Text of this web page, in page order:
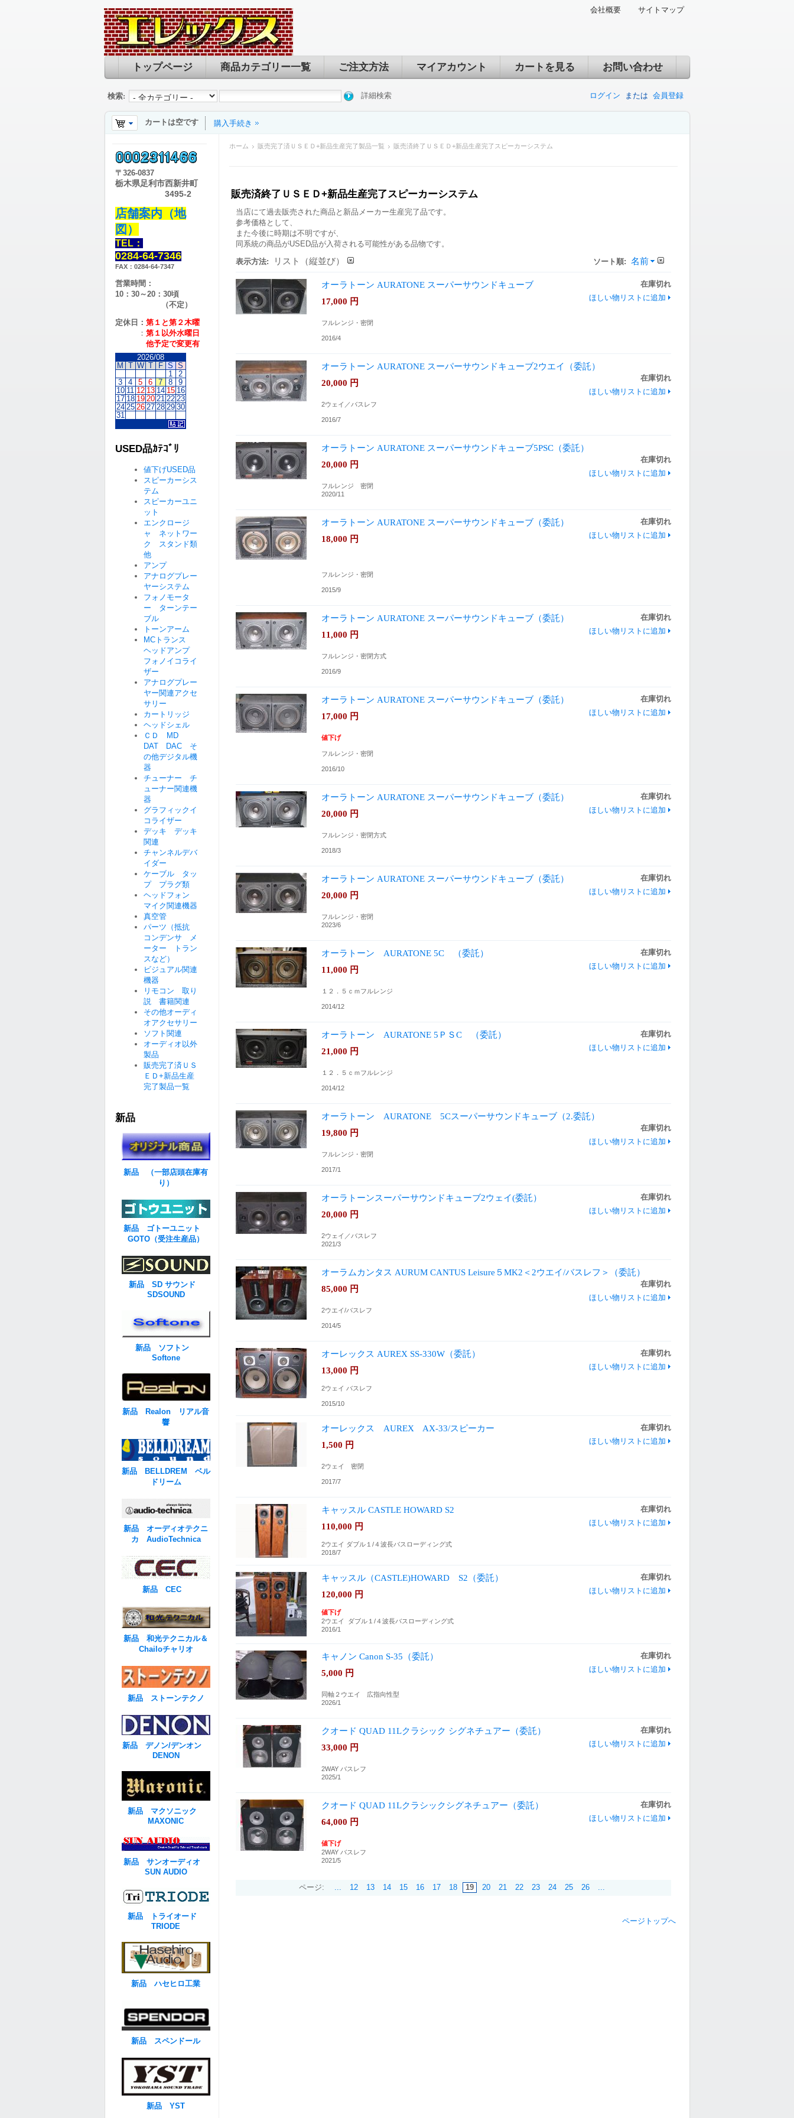
会社概要 サイトマップ
トップページ 商品カテゴリー一覧 ご注文方法 マイアカウント カートを見る お問い合わせ
ログイン または 会員登録
検索: 詳細検索
カートは空です 購入手続き
ホーム 販売完了済ＵＳＥＤ+新品生産完了製品一覧 販売済終了ＵＳＥＤ+新品生産完了スピーカーシステム
販売済終了ＵＳＥＤ+新品生産完了スピーカーシステム
当店にて過去販売された商品と新品メーカー生産完了品です。
参考価格として、
また今後に時期は不明ですが、
同系統の商品がUSED品が入荷される可能性がある品物です。
表示方法:
リスト（縦並び） ソート順: 名前
オーラトーン AURATONE スーパーサウンドキューブ
在庫切れ
ほしい物リストに追加
17,000 円
フルレンジ・密閉
2016/4
オーラトーン AURATONE スーパーサウンドキューブ2ウエイ（委託）
在庫切れ
ほしい物リストに追加
20,000 円
2ウェイ／バスレフ
2016/7
オーラトーン AURATONE スーパーサウンドキューブ5PSC（委託）
在庫切れ
ほしい物リストに追加
20,000 円
フルレンジ 密閉
2020/11
オーラトーン AURATONE スーパーサウンドキューブ（委託）
在庫切れ
ほしい物リストに追加
18,000 円
フルレンジ・密閉
2015/9
オーラトーン AURATONE スーパーサウンドキューブ（委託）
在庫切れ
ほしい物リストに追加
11,000 円
フルレンジ・密閉方式
2016/9
オーラトーン AURATONE スーパーサウンドキューブ（委託）
在庫切れ
ほしい物リストに追加
17,000 円
値下げ
フルレンジ・密閉
2016/10
オーラトーン AURATONE スーパーサウンドキューブ（委託）
在庫切れ
ほしい物リストに追加
20,000 円
フルレンジ・密閉方式
2018/3
オーラトーン AURATONE スーパーサウンドキューブ（委託）
在庫切れ
ほしい物リストに追加
20,000 円
フルレンジ・密閉
2023/6
オーラトーン AURATONE 5C （委託）
在庫切れ
ほしい物リストに追加
11,000 円
１２．５ｃｍフルレンジ
2014/12
オーラトーン AURATONE 5ＰＳC （委託）
在庫切れ
ほしい物リストに追加
21,000 円
１２．５ｃｍフルレンジ
2014/12
オーラトーン AURATONE 5Cスーパーサウンドキューブ（2.委託）
在庫切れ
ほしい物リストに追加
19,800 円
フルレンジ・密閉
2017/1
オーラトーンスーパーサウンドキューブ2ウェイ(委託）
在庫切れ
ほしい物リストに追加
20,000 円
2ウェイ／バスレフ
2021/3
オーラムカンタス AURUM CANTUS Leisure５MK2＜2ウエイ/バスレフ＞（委託）
在庫切れ
ほしい物リストに追加
85,000 円
2ウエイ/バスレフ
2014/5
オーレックス AUREX SS-330W（委託）
在庫切れ
ほしい物リストに追加
13,000 円
2ウェイ バスレフ
2015/10
オーレックス AUREX AX-33/スピーカー
在庫切れ
ほしい物リストに追加
1,500 円
2ウェイ 密閉
2017/7
キャッスル CASTLE HOWARD S2
在庫切れ
ほしい物リストに追加
110,000 円
2ウエイ ダブル１/４波長バスローディング式
2018/7
キャッスル（CASTLE)HOWARD S2（委託）
在庫切れ
ほしい物リストに追加
120,000 円
値下げ
2ウエイ ダブル１/４波長バスローディング式
2016/1
キャノン Canon S-35（委託）
在庫切れ
ほしい物リストに追加
5,000 円
同軸２ウエイ 広指向性型
2026/1
クオード QUAD 11Lクラシック シグネチュアー（委託）
在庫切れ
ほしい物リストに追加
33,000 円
2WAY バスレフ
2025/1
クオード QUAD 11Lクラシックシグネチュアー（委託）
在庫切れ
ほしい物リストに追加
64,000 円
値下げ
2WAY バスレフ
2021/5
ページ: ... 12 13 14 15 16 17 18 19 20 21 22 23 24 25 26 ...
ページトップへ
〒 326-0837
栃木県足利市西新井町
3495-2
店舗案内（地
図）
TEL：
0284-64-7346
FAX：0284-64-7347
営業時間：
10：30～20：30頃
（不定）
定休日： 第１と第２木曜
： 第１以外水曜日
他予定で変更有
2026/08
M
T W T F S S
1
2
3
4 5 6 7 8
9
10 11 12 13 14 15 16
17 18 19 20 21 22 23
24 25 26 27 28 29 30
31
USED品ｶﾃｺﾞﾘ
値下げUSED品
スピーカーシス
テム
スピーカーユニ
ット
エンクロージ
ャ ネットワー
ク スタンド類
他
アンプ
アナログプレー
ヤーシステム
フォノモータ
ー ターンテー
ブル
トーンアーム
MCトランス
ヘッドアンプ
フォノイコライ
ザー
アナログプレー
ヤー関連アクセ
サリー
カートリッジ
ヘッドシェル
ＣＤ MD
DAT DAC そ
の他デジタル機
器
チューナー チ
ューナー関連機
器
グラフィックイ
コライザー
デッキ デッキ
関連
チャンネルデバ
イダー
ケーブル タッ
プ プラグ類
ヘッドフォン
マイク関連機器
真空管
パーツ（抵抗
コンデンサ メ
ーター トラン
スなど）
ビジュアル関連
機器
リモコン 取り
説 書籍関連
その他オーディ
オアクセサリー
ソフト関連
オーディオ以外
製品
販売完了済ＵＳ
ＥＤ+新品生産
完了製品一覧
新品
新品 （一部店頭在庫有
り）
新品 ゴトーユニット
GOTO（受注生産品）
新品 SD サウンド
SDSOUND
新品 ソフトン
Softone
新品 Realon リアル音
響
新品 BELLDREM ベル
ドリーム
新品 オーディオテクニ
カ AudioTechnica
新品 CEC
新品 和光テクニカル＆
Chailoチャリオ
新品 ストーンテクノ
新品 デノン/デンオン
DENON
新品 マクソニック
MAXONIC
新品 サンオーディオ
SUN AUDIO
新品 トライオード
TRIODE
新品 ハセヒロ工業
新品 スペンドール
新品 YST